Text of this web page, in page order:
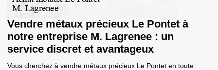
Vendre métaux précieux Le Pontet à
notre entreprise M. Lagrenee : un
service discret et avantageux
Vous cherchez à vendre métaux précieux Le Pontet en toute